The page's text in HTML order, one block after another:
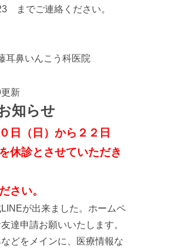
までご連絡ください。
耳鼻いんこう科医院
新
知らせ
日（日）から２２日
休診とさせていただき
さい。
が出来ました。ホームペ
達申請お願いいたします。
どをメインに、医療情報な